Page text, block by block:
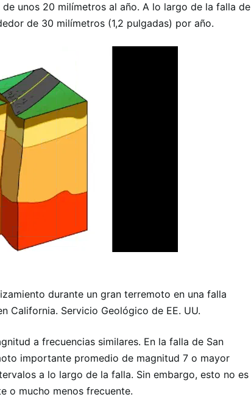
unos 20 milímetros al año. A lo largo de la falla de
de 30 milímetros (1,2 pulgadas) por año.
durante un gran terremoto en una falla
California. Servicio Geológico de EE. UU.
a frecuencias similares. En la falla de San
importante promedio de magnitud 7 o mayor
a lo largo de la falla. Sin embargo, esto no es
o mucho menos frecuente.